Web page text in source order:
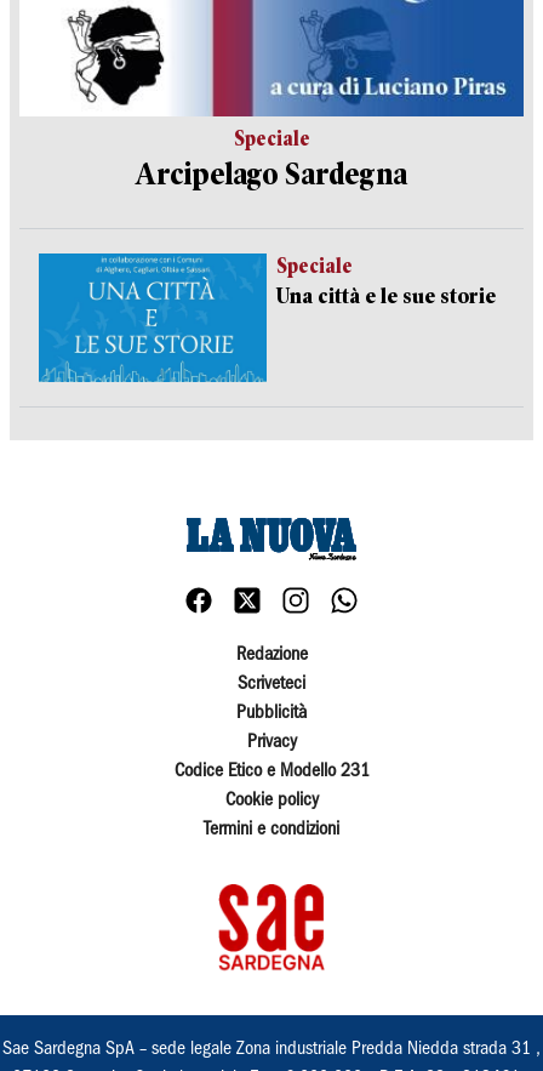
Speciale
Arcipelago Sardegna
Speciale
Una città e le sue storie
Redazione
Scriveteci
Pubblicità
Privacy
Codice Etico e Modello 231
Cookie policy
Termini e condizioni
Sae Sardegna SpA – sede legale Zona industriale Predda Niedda strada 31 ,